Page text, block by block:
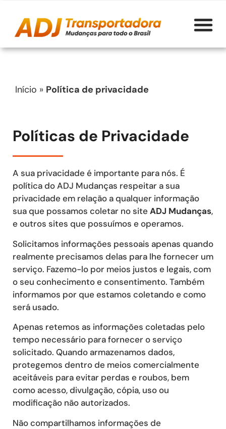
Início » Política de privacidade
Políticas de Privacidade
A sua privacidade é importante para nós. É
política do ADJ Mudanças respeitar a sua
privacidade em relação a qualquer informação
sua que possamos coletar no site ADJ Mudanças,
e outros sites que possuímos e operamos.
Solicitamos informações pessoais apenas quando
realmente precisamos delas para lhe fornecer um
serviço. Fazemo-lo por meios justos e legais, com
o seu conhecimento e consentimento. Também
informamos por que estamos coletando e como
será usado.
Apenas retemos as informações coletadas pelo
tempo necessário para fornecer o serviço
solicitado. Quando armazenamos dados,
protegemos dentro de meios comercialmente
aceitáveis ​​para evitar perdas e roubos, bem
como acesso, divulgação, cópia, uso ou
modificação não autorizados.
Não compartilhamos informações de